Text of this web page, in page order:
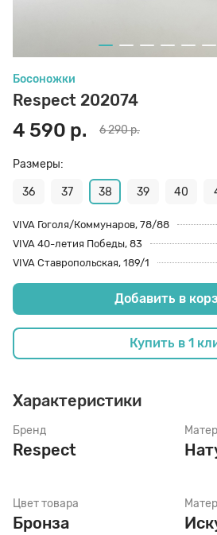
Босоножки
Respect 202074
4 590 р. 6 290 р.
Размеры:
36 37 38 39 40
VIVA Гоголя/Коммунаров, 78/88
VIVA 40-летия Победы, 83
VIVA Ставропольская, 189/1
Добавить в
Купить в 1
Характеристики
Бренд
Respect
Цвет товара
Бронза
8 den
Полустельки
Пропитка
Пяткоудерживатели
Растяжитель и Очиститель
Салфетки
Стельки
Шнурки
Щетки